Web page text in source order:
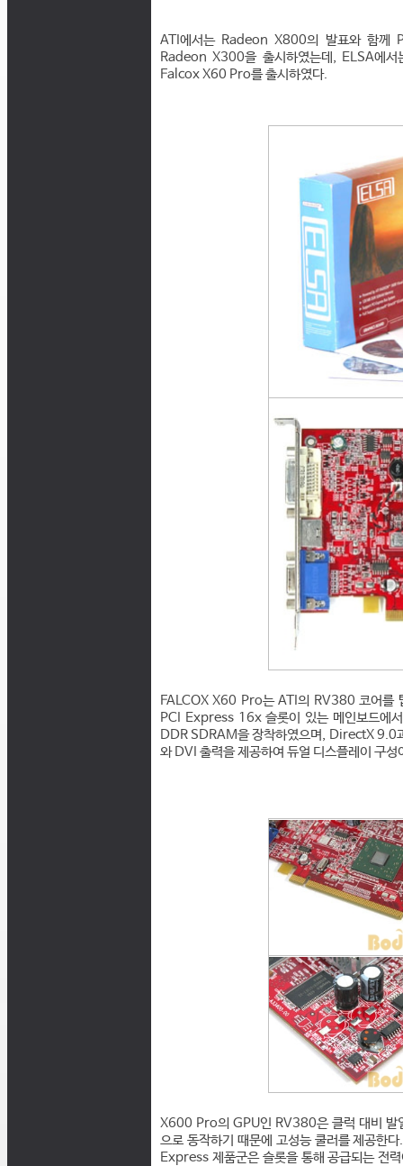
ATI에서는 Radeon X800의 발표와 함께
Radeon X300을 출시하였는데, ELSA에
Falcox X60 Pro를 출시하였다.
FALCOX X60 Pro는 ATI의 RV380 코어를
PCI Express 16x 슬롯이 있는 메인보드에
DDR SDRAM을 장착하였으며, DirectX
와 DVI 출력을 제공하여 듀얼 디스플레이 구
X600 Pro의 GPU인 RV380은 클럭 대비 발
으로 동작하기 때문에 고성능 쿨러를 제공한
Express 제품군은 슬롯을 통해 공급되는 전